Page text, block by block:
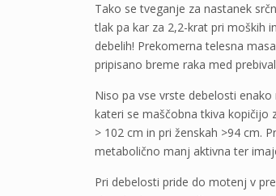
Tako se tveganje za nastanek
tlak pa kar za 2,2-krat pri moških
debelih! Prekomerna telesna
pripisano breme raka med
Niso pa vse vrste debelosti
kateri se maščobna tkiva kopičijo
> 102 cm in pri ženskah >94 cm.
metabolično manj aktivna ter
Pri debelosti pride do motenj v